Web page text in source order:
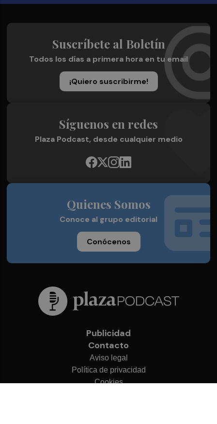
Suscríbete al Boletín
Todos los días a primera hora en tu email
¡Quiero suscribirme!
Síguenos en redes
Plaza Podcast, desde cualquier medio
Quienes Somos
Conoce al grupo editorial
Conócenos
Publicidad
Contacto
Aviso legal
Política de privacidad
Cookies